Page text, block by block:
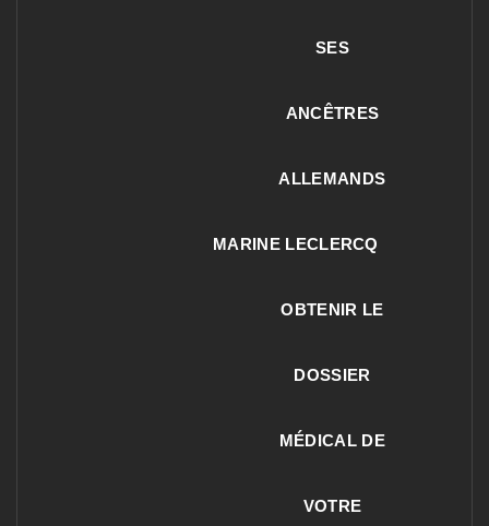
SES
ANCÊTRES
ALLEMANDS
MARINE LECLERCQ
OBTENIR LE
DOSSIER
MÉDICAL DE
VOTRE